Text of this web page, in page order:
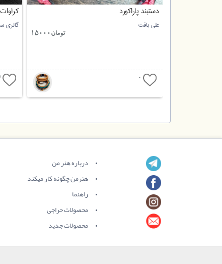
گالری
دستبند پاراکورد
علی بافت
تومان15000
0
درباره هنر من
هنرمن چگونه کار میکند
راهنما
محصولات حراجی
محصولات جدید